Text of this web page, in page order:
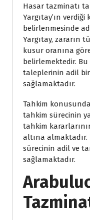
Hasar tazminatı
Yargıtay’ın
belirlenmesinde
Yargıtay, zararın
kusur oranına
belirlemektedir.
taleplerinin adil
sağlamaktadır.
Tahkim konusunda
tahkim sürecinin
tahkim
altına almaktadır.
sürecinin adil ve
sağlamaktadır.